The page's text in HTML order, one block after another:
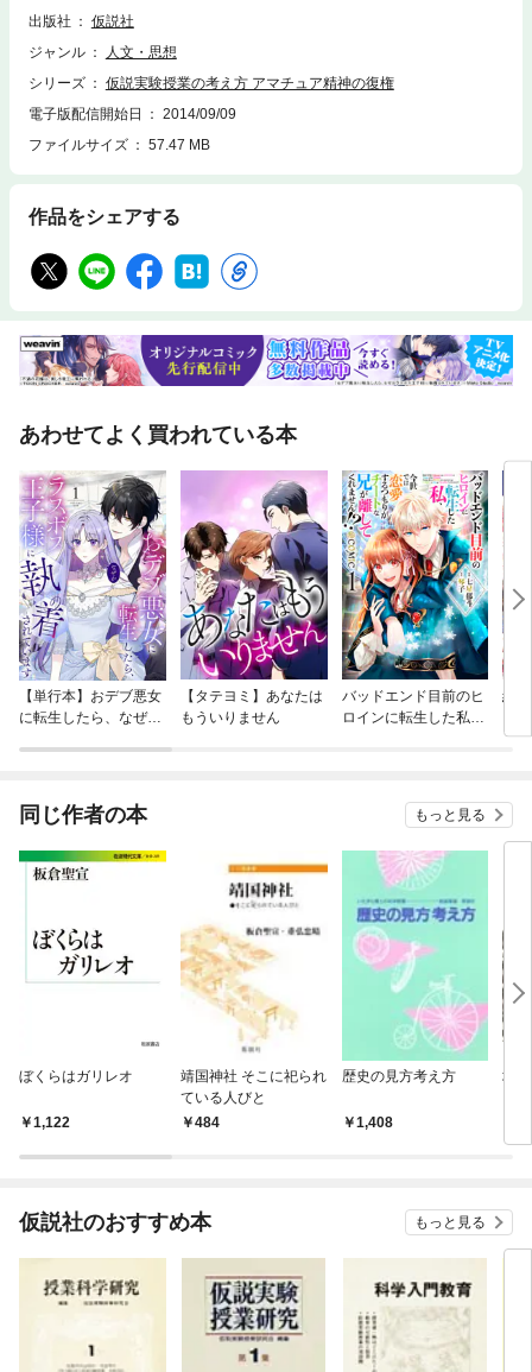
考える力を育てるには第2部 教師のための基礎学「教師のための基礎学」
の提唱／宿題とは何か，他第3部 本当の平和教育〈おしえる〉ことと〈お
問と哲学と予想が１％でもあれば「やっぱり」と思う／〈バカの一つ覚
え〉のすばらしさ，他第5部 教育研究を専門家の手からとりもどす「アマ
出版社
仮説社
ジャンル
人文・思想
シリーズ
仮説実験授業の考え方 アマチュア精神の復権
電子版配信開始日
2014/09/09
ファイルサイズ
57.47 MB
作品をシェアする
あわせてよく買われている本
【単行本】おデブ悪女
に転生したら、なぜか
【タテヨミ】あなたは
もういりません
バッドエンド目前のヒ
ロインに転生した私、
結
同じ作者の本 もっと見る
ぼくらはガリレオ
1,122
靖国神社 そこに祀られ
ている人びと
484
歴史の見方考え方
1,408
地
仮説社のおすすめ本 もっと見る